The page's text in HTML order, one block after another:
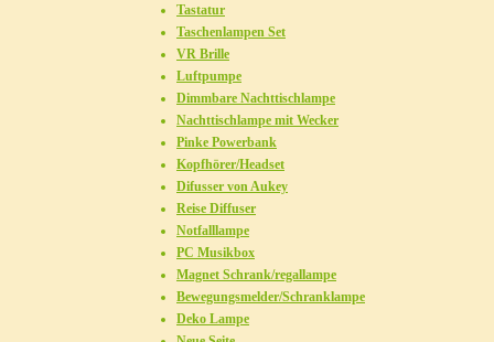
Tastatur
Taschenlampen Set
VR Brille
Luftpumpe
Dimmbare Nachttischlampe
Nachttischlampe mit Wecker
Pinke Powerbank
Kopfhörer/Headset
Difusser von Aukey
Reise Diffuser
Notfalllampe
PC Musikbox
Magnet Schrank/regallampe
Bewegungsmelder/Schranklampe
Deko Lampe